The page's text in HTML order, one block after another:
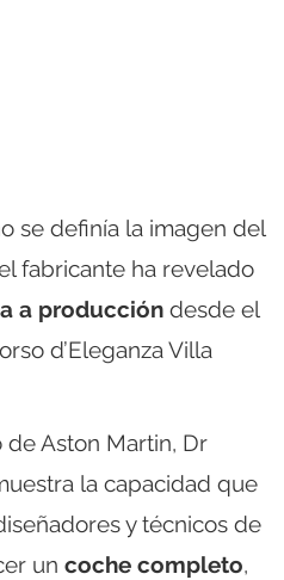
se definía la imagen del
fabricante ha revelado
a producción desde el
d’Eleganza Villa
Aston Martin, Dr
la capacidad que
y técnicos de
un coche completo,